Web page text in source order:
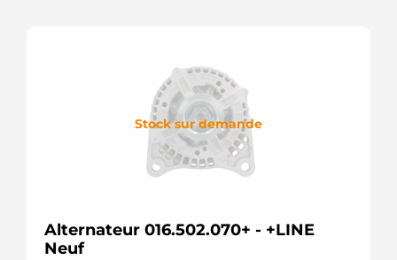
Stock sur demande
Alternateur 016.502.070+ - +LINE
Neuf